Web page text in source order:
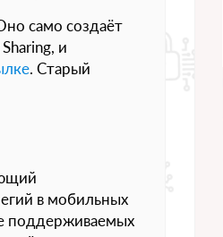
само создаёт
и
. Старый
в мобильных
поддерживаемых